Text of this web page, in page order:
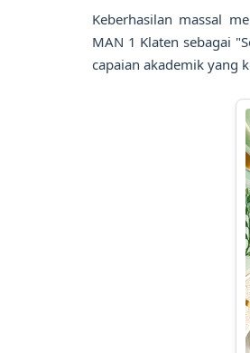
Keberhasilan massal
MAN 1 Klaten sebagai
capaian akademik yang